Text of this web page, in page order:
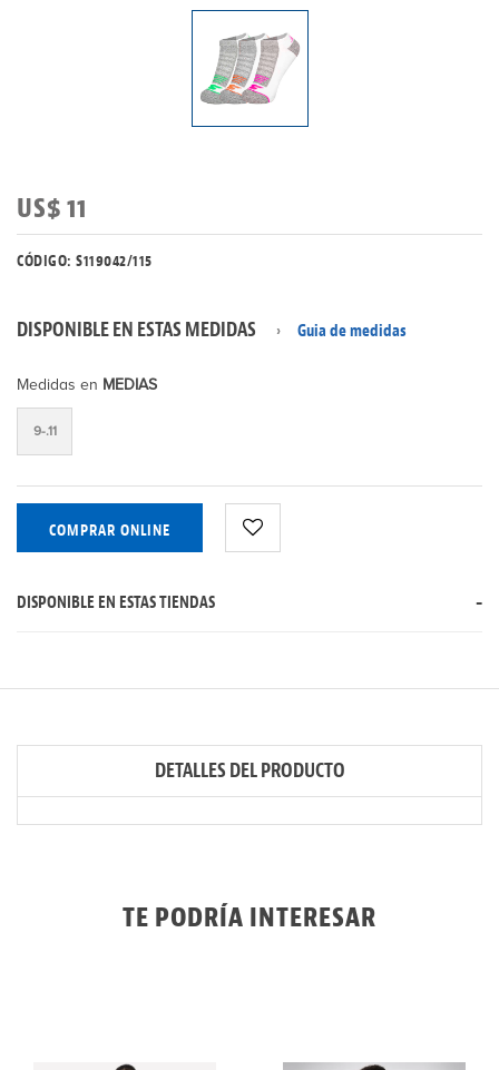
US$ 11
CÓDIGO: S119042/115
DISPONIBLE EN ESTAS MEDIDAS Guia de medidas
Medidas en MEDIAS
9-.11
COMPRAR ONLINE
DISPONIBLE EN ESTAS TIENDAS
DETALLES DEL PRODUCTO
TE PODRÍA INTERESAR